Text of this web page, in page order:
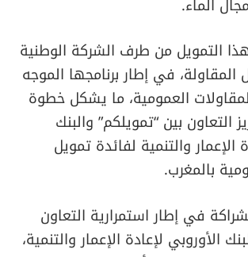
التمويل من طرف الشركة الوطنية
في إطار برنامجها الموجه
العمومية، ما يشكل خطوة
بين “تمويلكم” والبنك
الإعمار والتنمية لفائدة تمويل
بالمغرب.
في إطار استمرارية التعاون
الأوروبي لإعادة الإعمار والتنمية،